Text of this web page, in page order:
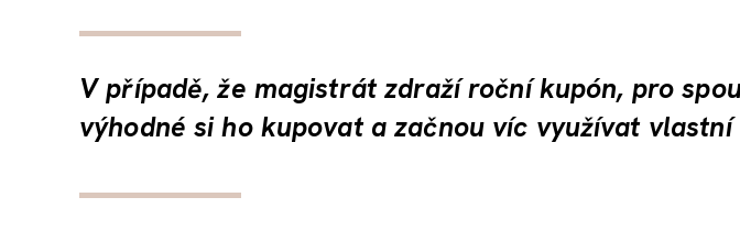
V případě, že magistrát zdraží roční kupón, pro
výhodné si ho kupovat a začnou víc využívat vlastní